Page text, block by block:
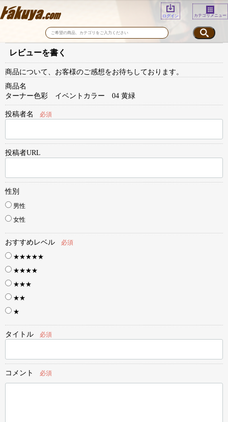
ログイン カテゴリメニュー
レビューを書く
商品について、お客様のご感想をお待ちしております。
商品名
ターナー色彩 イベントカラー 04 黄緑
投稿者名 必須
投稿者URL
性別
男性
女性
おすすめレベル
必須
★★★★★
★★★★
★★★
★★
★
タイトル 必須
コメント 必須